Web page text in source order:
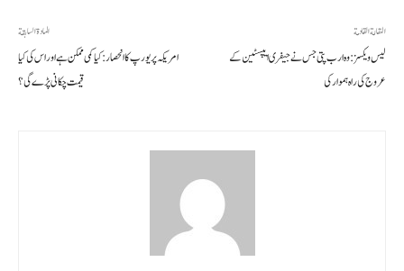
المادة السابقة
امریکہ پر یورپ کا انحصار: کیا کمی ممکن ہے اور اس کی کیا
قیمت چکانی پڑے گی؟
المقالة القادمة
لیس ویکسز: وہ ارب پتی جس نے جیفری ایپسٹین کے
عروج کی راہ ہموار کی